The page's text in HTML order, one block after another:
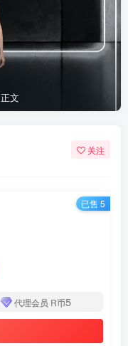
正文
关注
代理会员 R币5
已售 5